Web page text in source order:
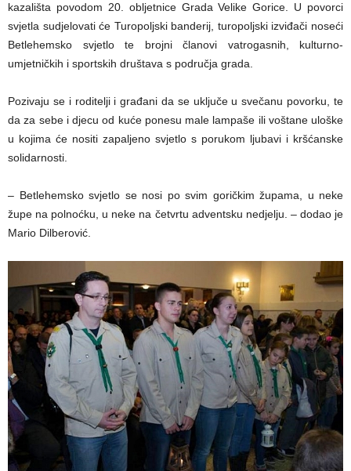
kazališta povodom 20. obljetnice Grada Velike Gorice. U povorci
svjetla sudjelovati će Turopoljski banderij, turopoljski izviđači noseći
Betlehemsko svjetlo te brojni članovi vatrogasnih, kulturno-
umjetničkih i sportskih društava s područja grada.
Pozivaju se i roditelji i građani da se uključe u svečanu povorku, te
da za sebe i djecu od kuće ponesu male lampaše ili voštane uloške
u kojima će nositi zapaljeno svjetlo s porukom ljubavi i kršćanske
solidarnosti.
– Betlehemsko svjetlo se nosi po svim goričkim župama, u neke
župe na polnoćku, u neke na četvrtu adventsku nedjelju. – dodao je
Mario Dilberović.